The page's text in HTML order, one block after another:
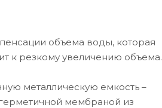
объема воды, которая
к резкому увеличению объема.
металлическую емкость –
мембраной из